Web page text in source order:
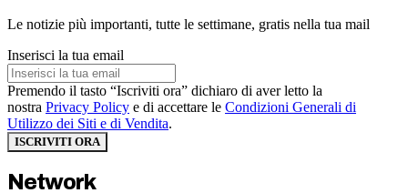
Le notizie più importanti, tutte le settimane, gratis nella tua mail
Inserisci la tua email
Premendo il tasto “Iscriviti ora” dichiaro di aver letto la
nostra Privacy Policy e di accettare le Condizioni Generali di
Utilizzo dei Siti e di Vendita.
ISCRIVITI ORA
Network